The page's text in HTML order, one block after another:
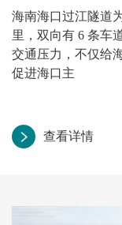
海南海口过江隧道
里，双向有 6 条车
交通压力，不仅给
促进海口主
查看详情